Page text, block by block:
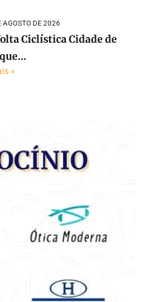
AGOSTO DE 2026
Ciclística Cidade de
»